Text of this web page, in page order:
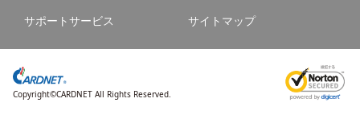
サポートサービス サイトマップ
Copyright©CARDNET All Rights Reserved.